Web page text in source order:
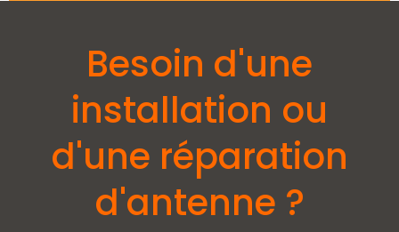
Besoin d'une
installation ou
d'une réparation
d'antenne ?